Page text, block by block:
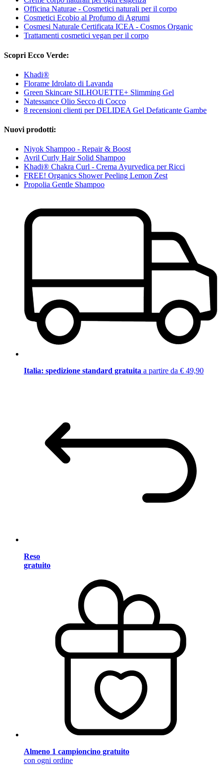
Officina Naturae - Cosmetici naturali per il corpo
Cosmetici Ecobio al Profumo di Agrumi
Cosmesi Naturale Certificata ICEA - Cosmos Organic
Trattamenti cosmetici vegan per il corpo
Scopri Ecco Verde:
Khadi®
Florame Idrolato di Lavanda
Green Skincare SILHOUETTE+ Slimming Gel
Natessance Olio Secco di Cocco
8 recensioni clienti per DELIDEA Gel Defaticante Gambe
Nuovi prodotti:
Niyok Shampoo - Repair & Boost
Avril Curly Hair Solid Shampoo
Khadi® Chakra Curl - Crema Ayurvedica per Ricci
FREE! Organics Shower Peeling Lemon Zest
Propolia Gentle Shampoo
Italia: spedizione standard gratuita a partire da € 49,90
Reso
gratuito
Almeno 1 campioncino gratuito
con ogni ordine